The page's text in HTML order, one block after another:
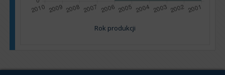
Rok produkcji